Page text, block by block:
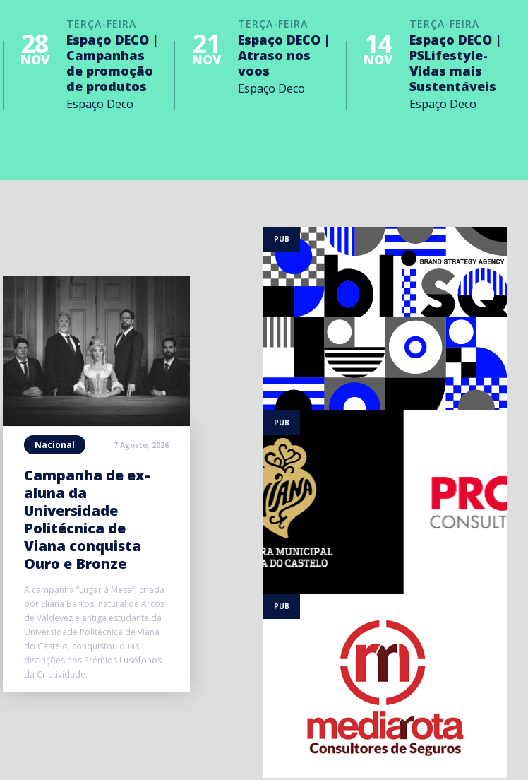
TERÇA-FEIRA
28
NOV
Espaço DECO |
Campanhas
de promoção
de produtos
Espaço Deco
TERÇA-FEIRA
21
NOV
Espaço DECO |
Atraso nos
voos
Espaço Deco
TERÇA-FEIRA
14
NOV
Espaço DECO |
PSLifestyle-
Vidas mais
Sustentáveis
Espaço Deco
Nacional 7 Agosto, 2026
Campanha de ex-
aluna da
Universidade
Politécnica de
Viana conquista
Ouro e Bronze
A campanha “Lugar à Mesa”, criada
por Eliana Barros, natural de Arcos
de Valdevez e antiga estudante da
Universidade Politécnica de Viana
do Castelo, conquistou duas
distinções nos Prémios Lusófonos
da Criatividade.